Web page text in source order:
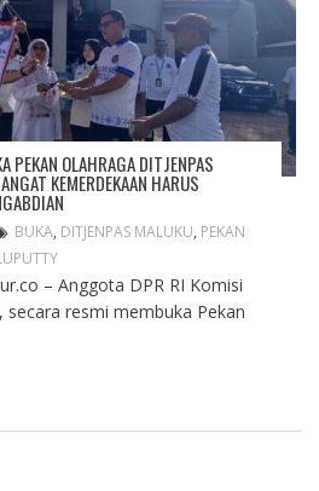
PEKAN OLAHRAGA DITJENPAS
KEMERDEKAAN HARUS
BUKA, DITJENPAS MALUKU, PEKAN
– Anggota DPR RI Komisi
secara resmi membuka Pekan